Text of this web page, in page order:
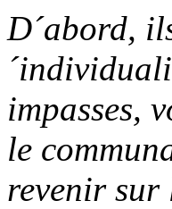
D´abord,
impasses,
le
revenir sur